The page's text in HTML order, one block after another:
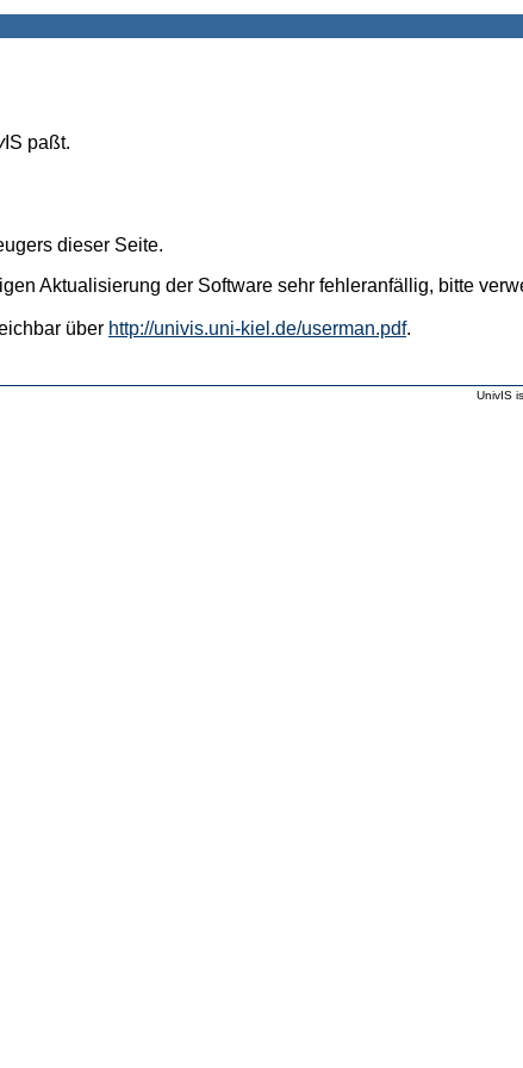
IS paßt.
dieser Seite.
Aktualisierung der Software sehr fehleranfällig, bitte
über http://univis.uni-kiel.de/userman.pdf.
UnivIS